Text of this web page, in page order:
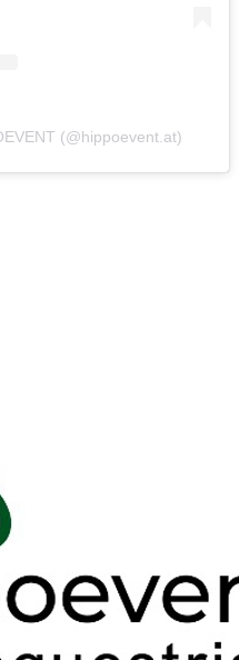
(@hippoevent.at)